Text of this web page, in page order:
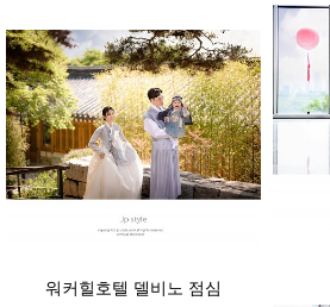
워커힐호텔 델비노 점심